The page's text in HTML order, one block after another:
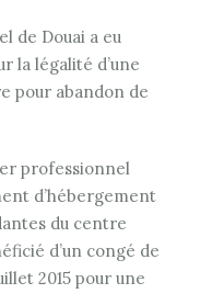
de Douai a eu
la légalité d’une
pour abandon de
professionnel
d’hébergement
du centre
d’un congé de
2015 pour une